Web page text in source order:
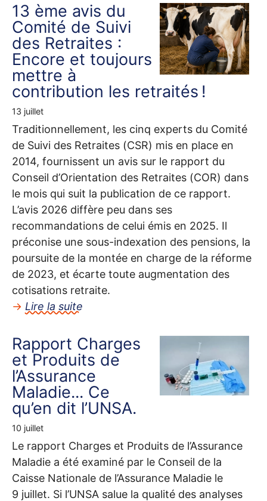
13 ème avis du
Comité de Suivi
des Retraites :
Encore et toujours
mettre à
contribution les retraités !
13 juillet
Traditionnellement, les cinq experts du Comité
de Suivi des Retraites (CSR) mis en place en
2014, fournissent un avis sur le rapport du
Conseil d’Orientation des Retraites (COR) dans
le mois qui suit la publication de ce rapport.
L’avis 2026 diffère peu dans ses
recommandations de celui émis en 2025. Il
préconise une sous-indexation des pensions, la
poursuite de la montée en charge de la réforme
de 2023, et écarte toute augmentation des
cotisations retraite.
→ Lire la suite
Rapport Charges
et Produits de
l’Assurance
Maladie... Ce
qu’en dit l’UNSA.
10 juillet
Le rapport Charges et Produits de l’Assurance
Maladie a été examiné par le Conseil de la
Caisse Nationale de l’Assurance Maladie le
9 juillet. Si l’UNSA salue la qualité des analyses